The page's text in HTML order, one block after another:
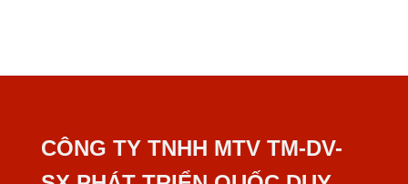
CÔNG TY TNHH MTV TM-DV-